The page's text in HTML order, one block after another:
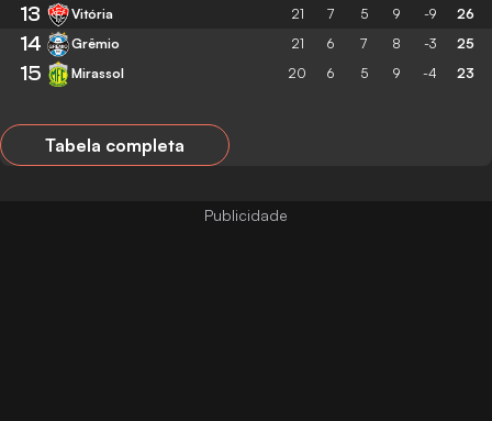
13 Vitória 21 7 5 9 -9 26
14 Grêmio 21 6 7 8 -3 25
15 Mirassol 20 6 5 9 -4 23
Tabela completa